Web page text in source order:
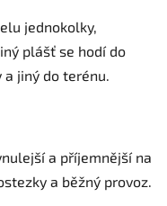
jednokolky,
plášť se hodí do
jiný do terénu.
a příjemnější na
a běžný provoz.